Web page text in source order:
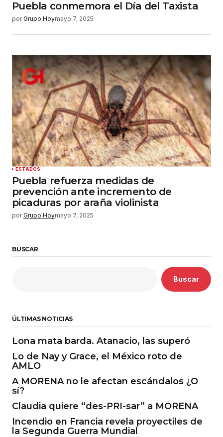
Puebla conmemora el Día del Taxista
por Grupo Hoymayo 7, 2025
ESTADOS
Puebla refuerza medidas de
prevención ante incremento de
picaduras por araña violinista
por Grupo Hoymayo 7, 2025
BUSCAR
Buscar
ÚLTIMAS NOTICIAS
Lona mata barda. Atanacio, las superó
Lo de Nay y Grace, el México roto de
AMLO
A MORENA no le afectan escándalos ¿O
sí?
Claudia quiere “des-PRI-sar” a MORENA
Incendio en Francia revela proyectiles de
la Segunda Guerra Mundial